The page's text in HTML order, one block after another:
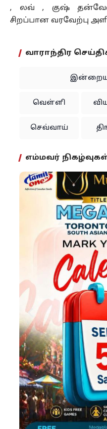
, லவ் , குஷ்
சிறப்பான வரவேற்பு
வாராந்திர
இன்றைய
வெள்ளி
செவ்வாய்
எம்மவர்